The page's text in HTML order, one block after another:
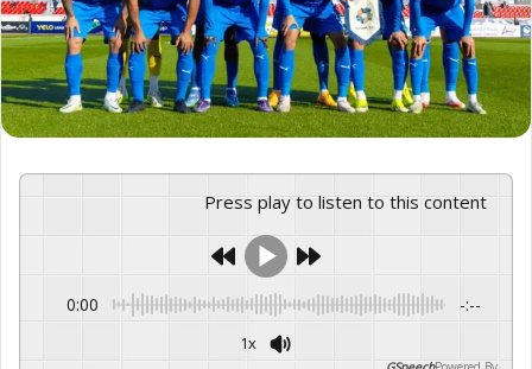
Press play to listen to this content
0:00 -:--
1x